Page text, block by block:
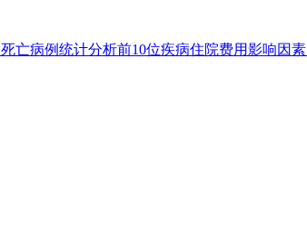
死亡病例统计分析前10位疾病住院费用影响因素